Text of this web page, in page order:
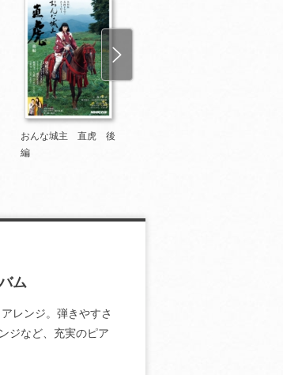
おんな城主 直虎 後
編
ム
レンジ。弾きやすさ
ジなど、充実のピア